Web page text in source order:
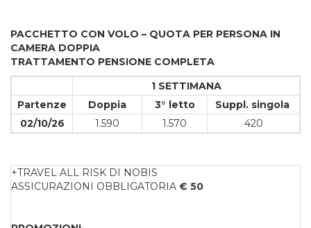
PACCHETTO CON VOLO – QUOTA PER PERSONA IN
CAMERA DOPPIA
TRATTAMENTO PENSIONE COMPLETA
1 SETTIMANA
Partenze
Doppia 3° letto
Suppl. singola
02/10/26
1.590 1.570 420
+TRAVEL ALL RISK DI NOBIS
ASSICURAZIONI OBBLIGATORIA € 50